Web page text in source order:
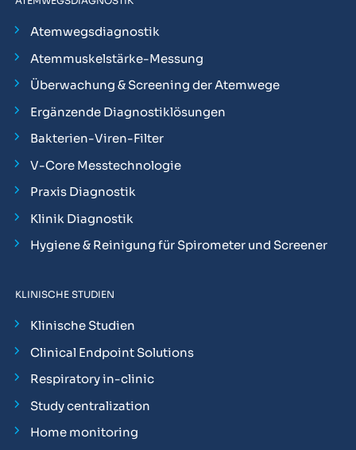
Atemwegsdiagnostik
Atemmuskelstärke-Messung
Überwachung & Screening der Atemwege
Ergänzende Diagnostiklösungen
Bakterien-Viren-Filter
V-Core Messtechnologie
Praxis Diagnostik
Klinik Diagnostik
Hygiene & Reinigung für Spirometer und Screener
KLINISCHE STUDIEN
Klinische Studien
Clinical Endpoint Solutions
Respiratory in-clinic
Study centralization
Home monitoring